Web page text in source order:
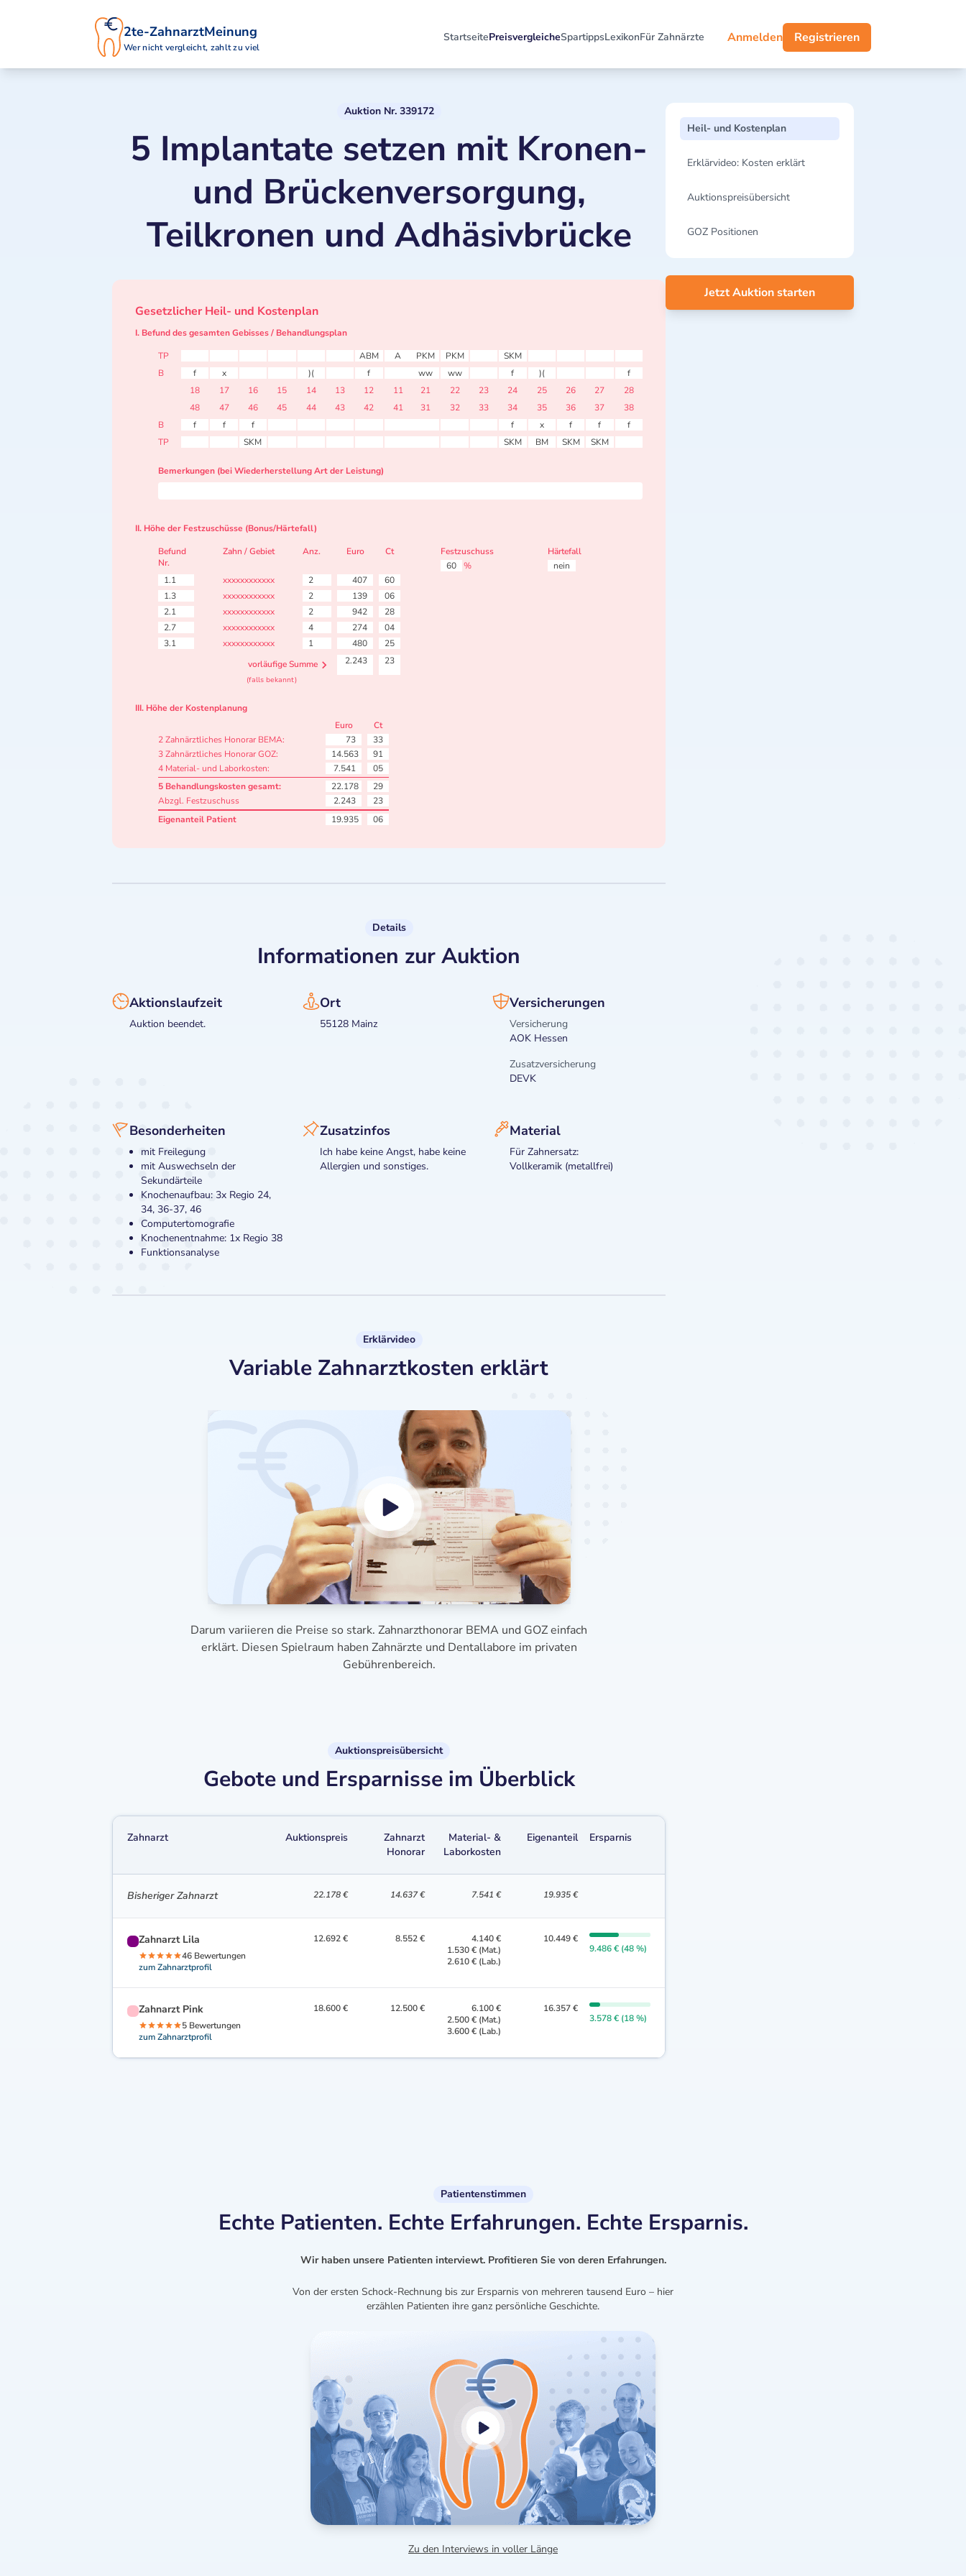
2te-ZahnarztMeinung
Wer nicht vergleicht, zahlt zu viel
StartseitePreisvergleicheSpartippsLexikonFür Zahnärzte Anmelden Registrieren
Auktion Nr. 339172
5 Implantate setzen mit Kronen-
und Brückenversorgung,
Teilkronen und Adhäsivbrücke
Gesetzlicher Heil- und Kostenplan
I. Befund des gesamten Gebisses / Behandlungsplan
TP
ABM A PKM PKM
SKM
B
f x )( f ww ww f )(
f
18
17 16 15 14 13 12 11 21 22 23 24 25 26 27
28
48
47 46 45 44 43 42 41 31 32 33 34 35 36 37
38
B
f f f f x f f
f
TP
SKM SKM BM SKM SKM
Bemerkungen (bei Wiederherstellung Art der Leistung)
II. Höhe der Festzuschüsse (Bonus/Härtefall)
Befund
Nr.
Zahn / Gebiet Anz. Euro Ct
1.1 xxxxxxxxxxxx 2 407
60
1.3
xxxxxxxxxxxx 2 139
06
2.1
xxxxxxxxxxxx 2 942
28
2.7
xxxxxxxxxxxx 4 274
04
3.1
xxxxxxxxxxxx 1 480
25
vorläufige Summe
2.243 23
(falls bekannt)
Festzuschuss
60
%
Härtefall
nein
III. Höhe der Kostenplanung
Euro
Ct
2 Zahnärztliches Honorar BEMA:
73
33
3 Zahnärztliches Honorar GOZ:
14.563
91
4 Material- und Laborkosten:
7.541
05
5 Behandlungskosten gesamt:
22.178
29
Abzgl. Festzuschuss
2.243
23
Eigenanteil Patient
19.935 06
Details
Informationen zur Auktion
Aktionslaufzeit
Auktion beendet.
Ort
55128 Mainz
Versicherungen
Versicherung
AOK Hessen
Zusatzversicherung
DEVK
Besonderheiten
mit Freilegung
mit Auswechseln der
Sekundärteile
Knochenaufbau: 3x Regio 24,
34, 36-37, 46
Computertomografie
Knochenentnahme: 1x Regio 38
Funktionsanalyse
Zusatzinfos
Ich habe keine Angst, habe keine
Allergien und sonstiges.
Material
Für Zahnersatz:
Vollkeramik (metallfrei)
Erklärvideo
Variable Zahnarztkosten erklärt
Darum variieren die Preise so stark. Zahnarzthonorar BEMA und GOZ einfach
erklärt. Diesen Spielraum haben Zahnärzte und Dentallabore im privaten
Gebührenbereich.
Auktionspreisübersicht
Gebote und Ersparnisse im Überblick
Zahnarzt Auktionspreis
Zahnarzt
Honorar
Material- &
Laborkosten
Eigenanteil Ersparnis
Bisheriger Zahnarzt 22.178 € 14.637 € 7.541 € 19.935 €
Zahnarzt Lila
46 Bewertungen
zum Zahnarztprofil
12.692 € 8.552 €
4.140 €
1.530 € (Mat.)
2.610 € (Lab.)
10.449 €
9.486 € (48 %)
Zahnarzt Pink
5 Bewertungen
zum Zahnarztprofil
18.600 € 12.500 €
6.100 €
2.500 € (Mat.)
3.600 € (Lab.)
16.357 €
3.578 € (18 %)
Heil- und Kostenplan
Erklärvideo: Kosten erklärt
Auktionspreisübersicht
GOZ Positionen
Jetzt Auktion starten
Patientenstimmen
Echte Patienten. Echte Erfahrungen. Echte Ersparnis.
Wir haben unsere Patienten interviewt. Profitieren Sie von deren Erfahrungen.
Von der ersten Schock-Rechnung bis zur Ersparnis von mehreren tausend Euro – hier
erzählen Patienten ihre ganz persönliche Geschichte.
Zu den Interviews in voller Länge